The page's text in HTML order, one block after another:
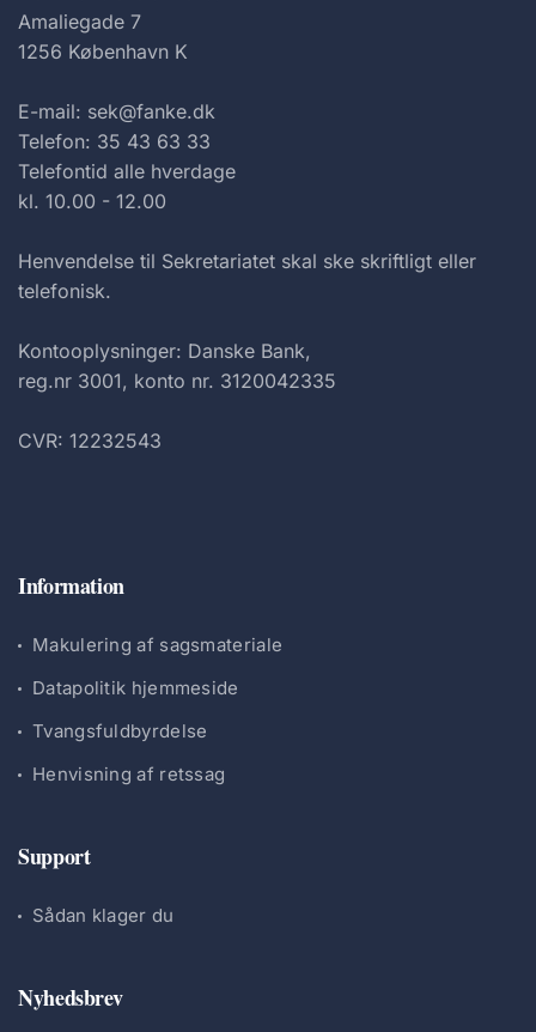
Amaliegade 7
1256 København K
E-mail: sek@fanke.dk
Telefon: 35 43 63 33
Telefontid alle hverdage
kl. 10.00 - 12.00
Henvendelse til Sekretariatet skal ske skriftligt eller
telefonisk.
Kontooplysninger: Danske Bank,
reg.nr 3001, konto nr. 3120042335
CVR: 12232543
Information
Makulering af sagsmateriale
Datapolitik hjemmeside
Tvangsfuldbyrdelse
Henvisning af retssag
Support
Sådan klager du
Nyhedsbrev